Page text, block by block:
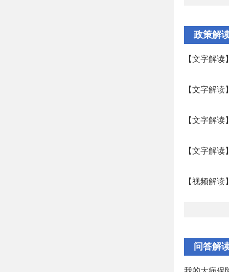
政策解
【文字解
【文字解
【文字解
【文字解
【视频解
问答解